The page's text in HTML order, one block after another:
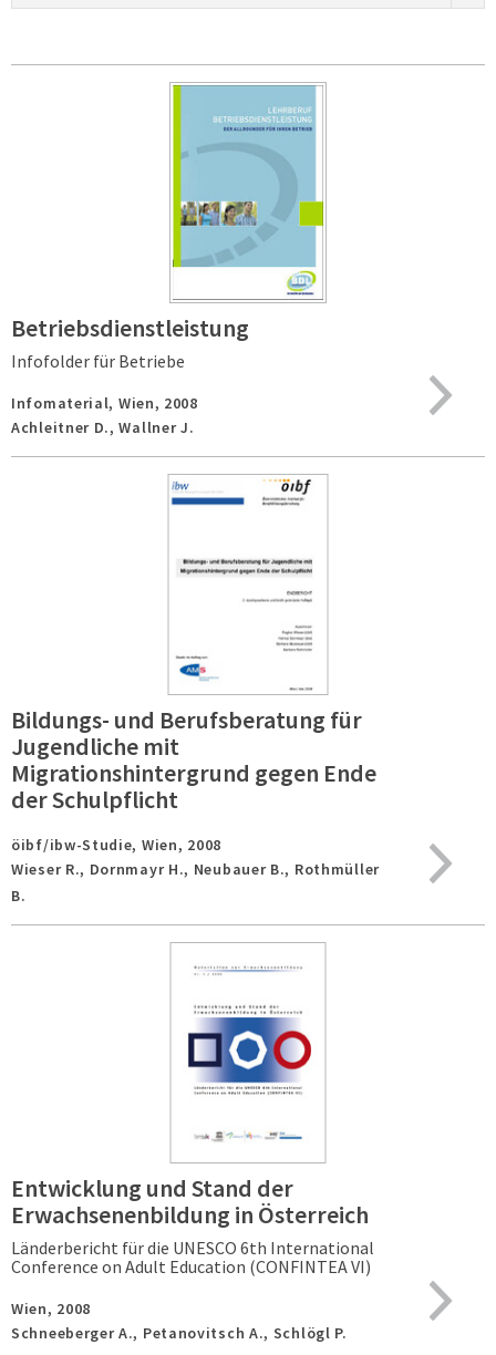
Betriebsdienstleistung
Infofolder für Betriebe
Infomaterial, Wien, 2008
Achleitner D., Wallner J.
Bildungs- und Berufsberatung für
Jugendliche mit
Migrationshintergrund gegen Ende
der Schulpflicht
öibf/ibw-Studie, Wien, 2008
Wieser R., Dornmayr H., Neubauer B., Rothmüller
B.
Entwicklung und Stand der
Erwachsenenbildung in Österreich
Länderbericht für die UNESCO 6th International
Conference on Adult Education (CONFINTEA VI)
Wien, 2008
Schneeberger A., Petanovitsch A., Schlögl P.